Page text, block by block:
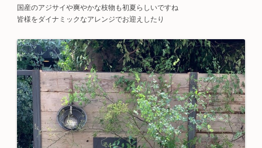
国産のアジサイや爽やかな枝物も初夏らしいですね
皆様をダイナミックなアレンジでお迎えしたり